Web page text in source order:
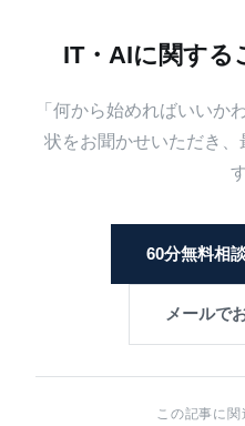
IT・AIに関する
「何から始めればいいか
状をお聞かせいただき、
60分無料相
メールで
この記事に関